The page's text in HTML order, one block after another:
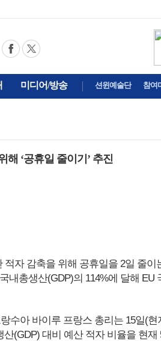
미디어/방송 션윈예술단 참여
해 ‘공휴일 줄이기’ 추진
적자 감축을 위해 공휴일을 2일 줄이
내총생산(GDP)의 114%에 달해 EU
랑수아 바이루 프랑스 총리는 15일(
(GDP) 대비 예산 적자 비율을 현재